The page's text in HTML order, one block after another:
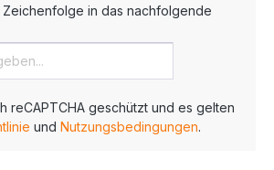
in das nachfolgende
reCAPTCHA geschützt und es gelten
und Nutzungsbedingungen.